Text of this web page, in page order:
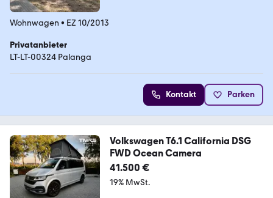
Wohnwagen • EZ 10/2013
Privatanbieter
LT-LT-00324 Palanga
Kontakt Parken
Volkswagen T6.1 California DSG
FWD Ocean Camera
41.500 €
19% MwSt.